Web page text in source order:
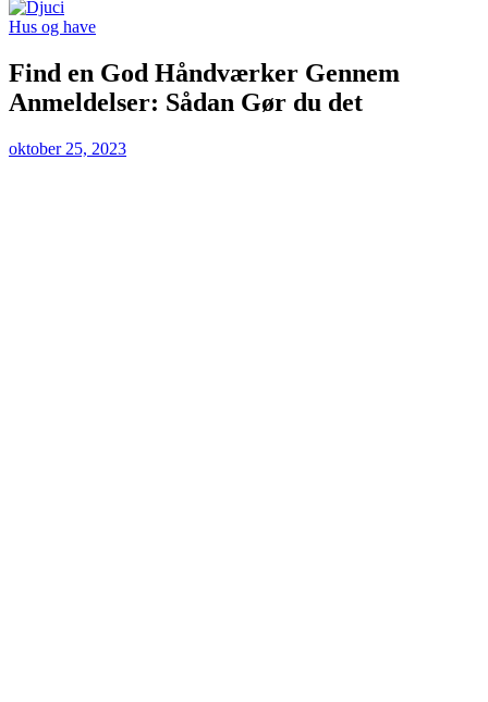
Hus og have
Find en God Håndværker Gennem
Anmeldelser: Sådan Gør du det
oktober 25, 2023